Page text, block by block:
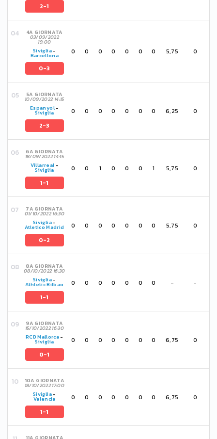
2-1
4A GIORNATA
03/09/2022
19:00
Siviglia-
Barcellona
0-3
0 0 0 0 0 0 0 5,75 0
5A GIORNATA
10/09/2022 14:15
Espanyol-
Siviglia
2-3
0 0 0 0 0 0 0 6,25 0
6A GIORNATA
18/09/2022 14:15
Villarreal -
Siviglia
1-1
0 0 1 0 0 0 1 5,75 0
7A GIORNATA
01/10/2022 16:30
Siviglia-
Atletico Madrid
0-2
0 0 0 0 0 0 0 5,75 0
8A GIORNATA
08/10/2022 16:30
Siviglia-
Athletic Bilbao
1-1
0 0 0 0 0 0 0 - -
9A GIORNATA
15/10/2022 16:30
RCD Mallorca -
Siviglia
0-1
0 0 0 0 0 0 0 6,75 0
10A GIORNATA
18/10/2022 17:00
Siviglia-
Valencia
1-1
0 0 0 0 0 0 0 6,75 0